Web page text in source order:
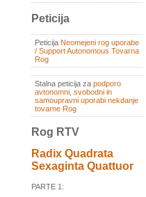
Peticija
Peticija Neomejeni rog uporabe
/ Support Autonomous Tovarna
Rog
Stalna peticija za podporo
avtonomni, svobodni in
samoupravni uporabi nekdanje
tovarne Rog
Rog RTV
Radix Quadrata
Sexaginta Quattuor
PARTE 1: